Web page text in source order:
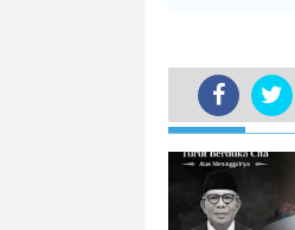
TERKINI